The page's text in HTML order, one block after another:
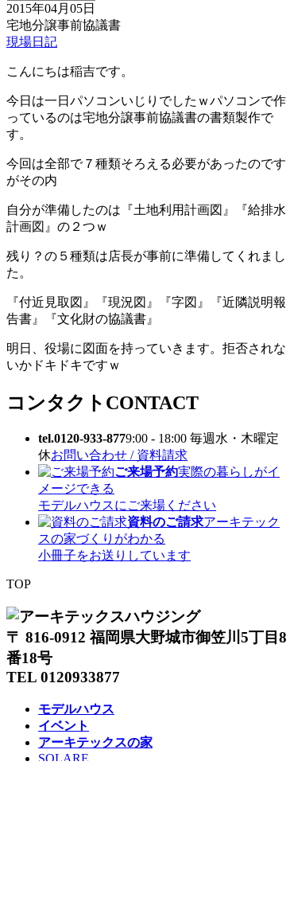
2015年04月05日
宅地分譲事前協議書
現場日記
こんにちは稲吉です。
今日は一日パソコンいじりでしたｗパソコンで作
っているのは宅地分譲事前協議書の書類製作で
す。
今回は全部で７種類そろえる必要があったのです
がその内
自分が準備したのは『土地利用計画図』『給排水
計画図』の２つｗ
残り？の５種類は店長が事前に準備してくれまし
た。
『付近見取図』『現況図』『字図』『近隣説明報
告書』『文化財の協議書』
明日、役場に図面を持っていきます。拒否されな
いかドキドキですｗ
コンタクト CONTACT
tel.0120-933-8779:00 - 18:00 毎週水・木曜定
休お問い合わせ / 資料請求
ご来場予約実際の暮らしがイ
メージできる
モデルハウスにご来場ください
資料のご請求アーキテック
スの家づくりがわかる
小冊子をお送りしています
TOP
〒 816-0912 福岡県大野城市御笠川5丁目8
番18号
TEL 0120933877
モデルハウス
イベント
アーキテックスの家
SOLARE